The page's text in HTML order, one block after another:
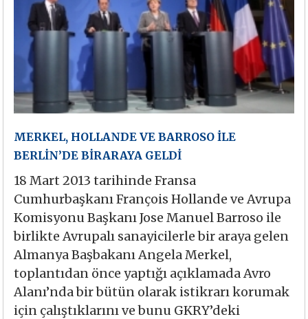
MERKEL, HOLLANDE VE BARROSO İLE
BERLİN’DE BİRARAYA GELDİ
18 Mart 2013 tarihinde Fransa
Cumhurbaşkanı François Hollande ve Avrupa
Komisyonu Başkanı Jose Manuel Barroso ile
birlikte Avrupalı sanayicilerle bir araya gelen
Almanya Başbakanı Angela Merkel,
toplantıdan önce yaptığı açıklamada Avro
Alanı’nda bir bütün olarak istikrarı korumak
için çalıştıklarını ve bunu GKRY’deki